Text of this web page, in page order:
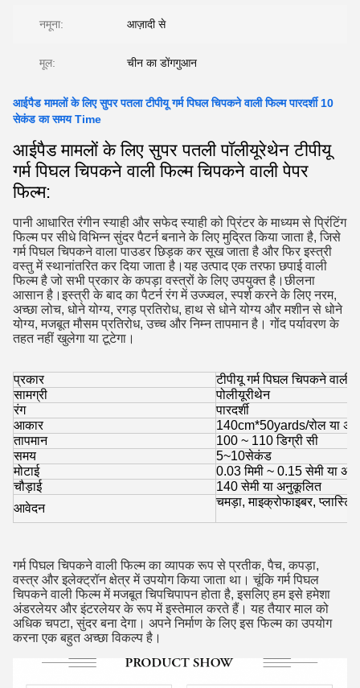
नमूना: आज़ादी से
मूल: चीन का डोंगगुआन
आईपैड मामलों के लिए सुपर पतला टीपीयू गर्म पिघल चिपकने वाली फिल्म पारदर्शी 10
सेकंड का समय Time
आईपैड मामलों के लिए सुपर पतली पॉलीयूरेथेन टीपीयू
गर्म पिघल चिपकने वाली फिल्म चिपकने वाली पेपर
फिल्म:
पानी आधारित रंगीन स्याही और सफेद स्याही को प्रिंटर के माध्यम से प्रिंटिंग
फिल्म पर सीधे विभिन्न सुंदर पैटर्न बनाने के लिए मुद्रित किया जाता है, जिसे
गर्म पिघल चिपकने वाला पाउडर छिड़क कर सूख जाता है और फिर इस्त्री
वस्तु में स्थानांतरित कर दिया जाता है।यह उत्पाद एक तरफा छपाई वाली
फिल्म है जो सभी प्रकार के कपड़ा वस्त्रों के लिए उपयुक्त है।छीलना
आसान है।इस्त्री के बाद का पैटर्न रंग में उज्ज्वल, स्पर्श करने के लिए नरम,
अच्छा लोच, धोने योग्य, रगड़ प्रतिरोध, हाथ से धोने योग्य और मशीन से धोने
योग्य, मजबूत मौसम प्रतिरोध, उच्च और निम्न तापमान है। गोंद पर्यावरण के
तहत नहीं खुलेगा या टूटेगा।
प्रकार
टीपीयू गर्म पिघल चिपकने वाली
सामग्री
पोलीयूरीथेन
रंग
पारदर्शी
आकार
140cm*50yards/रोल या
तापमान
100 ~ 110 डिग्री सी
समय
5~10सेकंड
मोटाई
0.03 मिमी ~ 0.15 सेमी या
चौड़ाई
140 सेमी या अनुकूलित
आवेदन
चमड़ा, माइक्रोफाइबर,
गर्म पिघल चिपकने वाली फिल्म का व्यापक रूप से प्रतीक, पैच, कपड़ा,
वस्त्र और इलेक्ट्रॉन क्षेत्र में उपयोग किया जाता था। चूंकि गर्म पिघल
चिपकने वाली फिल्म में मजबूत चिपचिपापन होता है, इसलिए हम इसे हमेशा
अंडरलेयर और इंटरलेयर के रूप में इस्तेमाल करते हैं। यह तैयार माल को
अधिक चपटा, सुंदर बना देगा। अपने निर्माण के लिए इस फिल्म का उपयोग
करना एक बहुत अच्छा विकल्प है।